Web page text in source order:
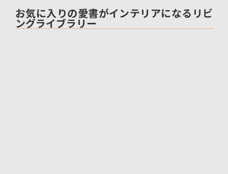
お気に入りの愛書がインテリアになるリビ
ングライブラリー